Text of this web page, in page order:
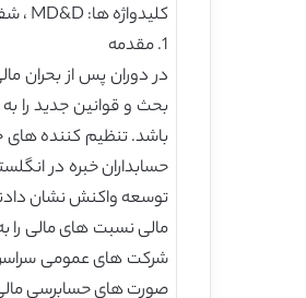
کلیدواژه ها: MD&D ، شفافیت گزارش مالی،ریسک حسابرسی ، نسبت های مالی
1. مقدمه
بحث و قوانین جدید را